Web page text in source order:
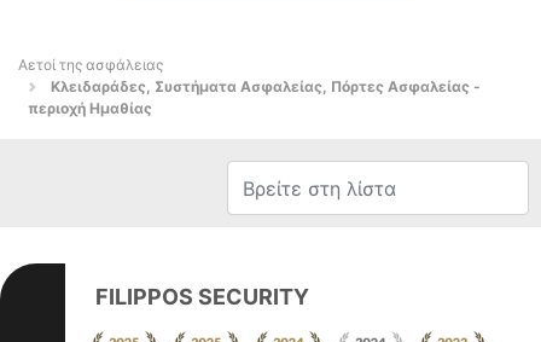
Αετοί της ασφάλειας
Κλειδαράδες, Συστήματα Ασφαλείας, Πόρτες Ασφαλείας -
περιοχή Ημαθίας
FILIPPOS SECURITY